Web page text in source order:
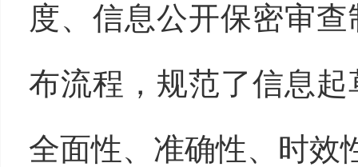
度、信息公开保密审
布流程，规范了信息
全面性、准确性、时